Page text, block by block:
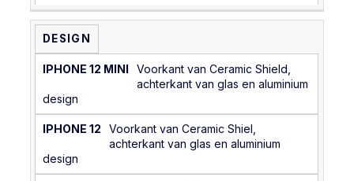
DESIGN
Voorkant van Ceramic Shield,
achterkant van glas en aluminium
design
Voorkant van Ceramic Shiel,
achterkant van glas en aluminium
design